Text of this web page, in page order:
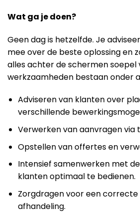
Wat ga je doen?
Geen dag is hetzelfde. Je
mee over de beste oplossing en
alles achter de schermen soepel
werkzaamheden bestaan onder
Adviseren van klanten over
verschillende
Verwerken van aanvragen via
Opstellen van offertes en
Intensief samenwerken met
klanten optimaal te bedienen.
Zorgdragen voor een
afhandeling.